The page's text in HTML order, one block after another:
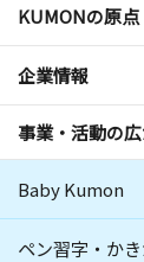
KUMONの原点
企業情報
事業・活動の
Baby Kumon
ペン習字・か